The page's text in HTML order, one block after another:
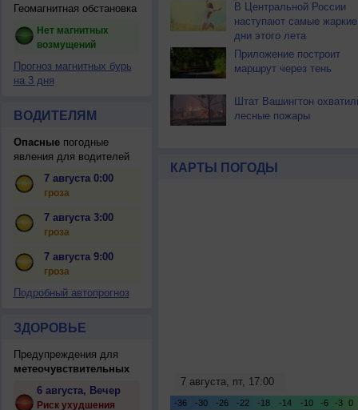
Геомагнитная обстановка
Нет магнитных
возмущений
Прогноз магнитных бурь
на 3 дня
ВОДИТЕЛЯМ
Опасныепогодные
явления для водителей
7 августа 0:00
гроза
7 августа 3:00
гроза
7 августа 9:00
гроза
Подробный автопрогноз
ЗДОРОВЬЕ
Предупреждения для
метеочувствительных
6 августа, Вечер
Риск ухудшения
В Центральной России
наступают самые жаркие
дни этого лета
Приложение построит
маршрут через тень
Штат Вашингтон
лесные пожары
КАРТЫ ПОГОДЫ